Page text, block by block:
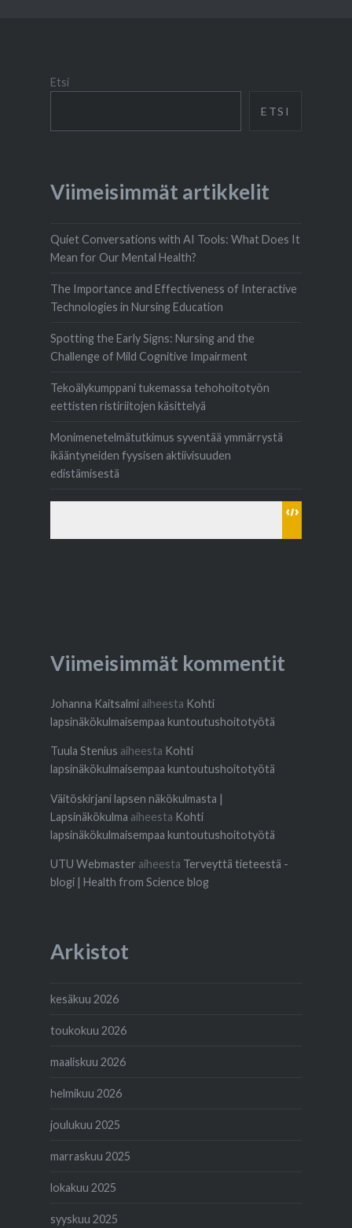
Etsi
ETSI
Viimeisimmät artikkelit
Quiet Conversations with AI Tools: What Does It
Mean for Our Mental Health?
The Importance and Effectiveness of Interactive
Technologies in Nursing Education
Spotting the Early Signs: Nursing and the
Challenge of Mild Cognitive Impairment
Tekoälykumppani tukemassa tehohoitotyön
eettisten ristiriitojen käsittelyä
Monimenetelmätutkimus syventää ymmärrystä
ikääntyneiden fyysisen aktiivisuuden
edistämisestä
Viimeisimmät kommentit
Johanna Kaitsalmiaiheesta Kohti
lapsinäkökulmaisempaa kuntoutushoitotyötä
Tuula Stenius aiheesta Kohti
lapsinäkökulmaisempaa kuntoutushoitotyötä
Väitöskirjani lapsen näkökulmasta |
Lapsinäkökulma aiheesta Kohti
lapsinäkökulmaisempaa kuntoutushoitotyötä
UTU Webmaster aiheesta Terveyttä tieteestä -
blogi | Health from Science blog
Arkistot
kesäkuu 2026
toukokuu 2026
maaliskuu 2026
helmikuu 2026
joulukuu 2025
marraskuu 2025
lokakuu 2025
syyskuu 2025